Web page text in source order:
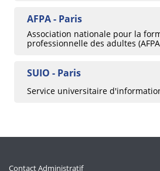
AFPA - Paris
Association nationale pour la
professionnelle des adultes
SUIO - Paris
Service universitaire
Contact Administratif